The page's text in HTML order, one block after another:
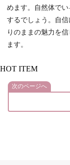
めます。自然体で
するでしょう。自
りのままの魅力を
ます。
HOT ITEM
次のページへ